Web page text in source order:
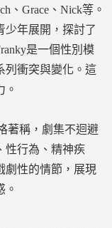
、Grace、Nick等。
少年展開，探討了
是一個性別模
列衝突與變化。這
。
著稱，劇集不迴避
性行為、精神疾
劇性的情節，展現
。